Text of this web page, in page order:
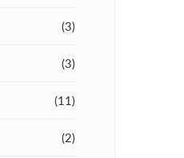
(3)
(3)
(11)
(2)